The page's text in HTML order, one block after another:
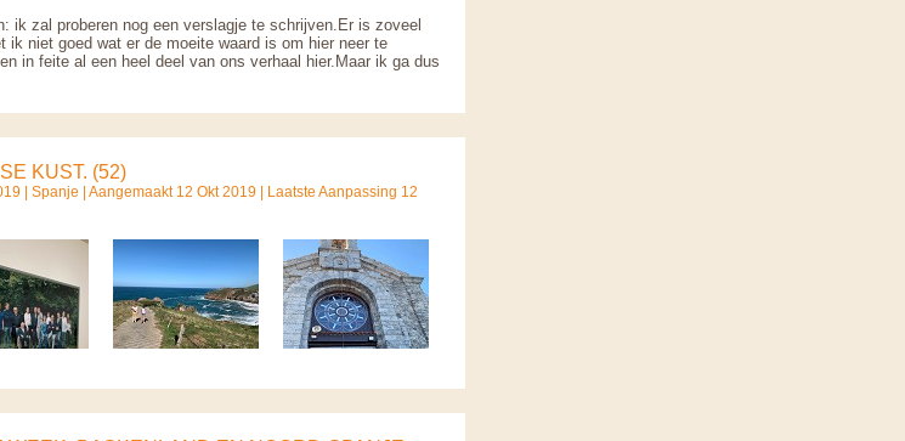
ik zal proberen nog een verslagje te schrijven.Er is zoveel
ik niet goed wat er de moeite waard is om hier neer te
in feite al een heel deel van ons verhaal hier.Maar ik ga dus
KUST. (52)
| Spanje | Aangemaakt 12 Okt 2019 | Laatste Aanpassing 12